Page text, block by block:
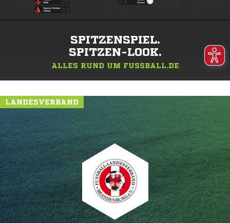
SPITZENSPIEL.
SPITZEN-LOOK.
ALLES RUND UM FUSSBALL.DE
LANDESVERBAND